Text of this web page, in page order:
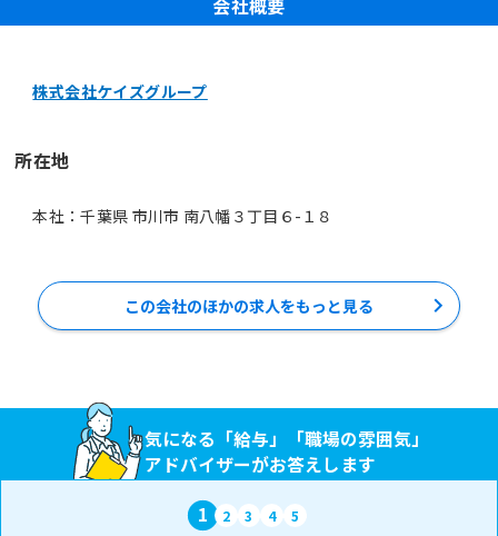
会社概要
株式会社ケイズグループ
所在地
本社：千葉県 市川市 南八幡３丁目６-１８
この会社のほかの求人をもっと見る
気になる「給与」「職場の雰囲気」
アドバイザーがお答えします
1 2 3 4 5